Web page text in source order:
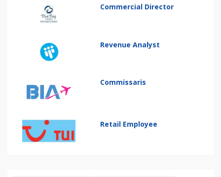
Commercial Director
Revenue Analyst
Commissaris
Retail Employee